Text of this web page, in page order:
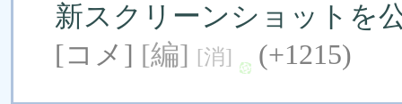
新スクリーンショットを
[コメ] [編] [消] (+1215)